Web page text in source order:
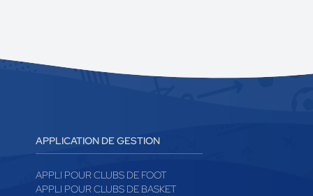
APPLICATION DE GESTION
APPLI POUR CLUBS DE FOOT
APPLI POUR CLUBS DE BASKET